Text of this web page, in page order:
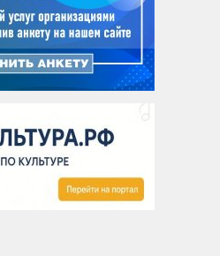
библиотека №34
библиотека №23
библиотека №37
библиотека №25
библиотека №26